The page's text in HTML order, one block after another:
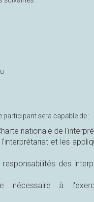
participant sera capable de :
nationale de
et les
des
nécessaire à